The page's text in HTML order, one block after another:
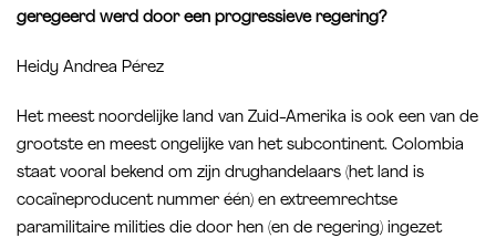
geregeerd werd door een progressieve regering?
Heidy Andrea Pérez
Het meest noordelijke land van Zuid-Amerika is ook een van de
grootste en meest ongelijke van het subcontinent. Colombia
staat vooral bekend om zijn drughandelaars (het land is
cocaïneproducent nummer één) en extreemrechtse
paramilitaire milities die door hen (en de regering) ingezet